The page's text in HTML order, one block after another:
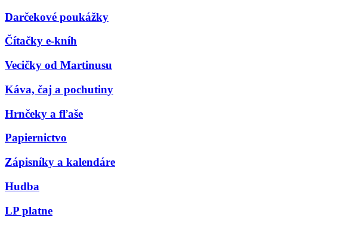
Darčekové poukážky
Čítačky e-kníh
Vecičky od Martinusu
Káva, čaj a pochutiny
Hrnčeky a fľaše
Papiernictvo
Zápisníky a kalendáre
Hudba
LP platne